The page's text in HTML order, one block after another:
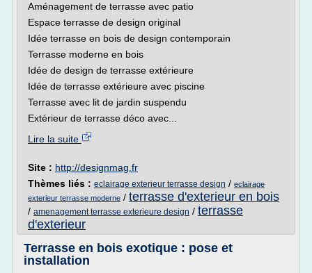
Aménagement de terrasse avec patio
Espace terrasse de design original
Idée terrasse en bois de design contemporain
Terrasse moderne en bois
Idée de design de terrasse extérieure
Idée de terrasse extérieure avec piscine
Terrasse avec lit de jardin suspendu
Extérieur de terrasse déco avec...
Lire la suite
Site : http://designmag.fr
Thèmes liés : eclairage exterieur terrasse design / eclairage
exterieur terrasse moderne / terrasse d'exterieur en bois
/ amenagement terrasse exterieure design / terrasse
d'exterieur
Terrasse en bois exotique : pose et
installation